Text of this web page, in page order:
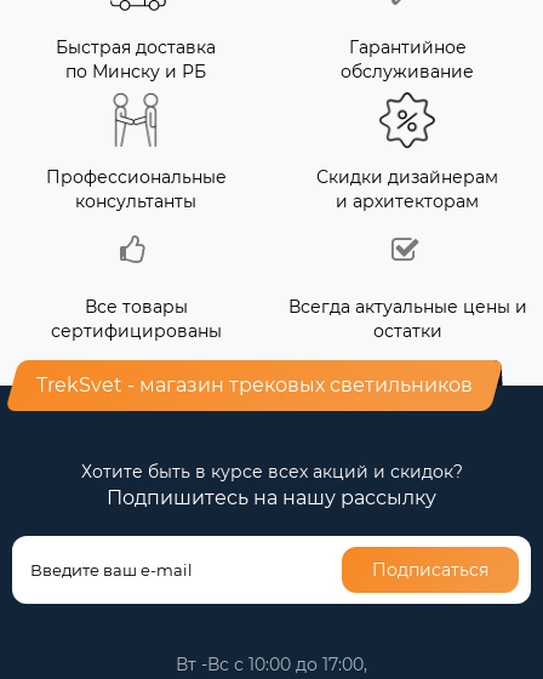
Быстрая доставка
по Минску и РБ
Гарантийное
обслуживание
Профессиональные
консультанты
Скидки дизайнерам
и архитекторам
Все товары
сертифицированы
Всегда актуальные цены и
остатки
TrekSvet - магазин трековых светильников
Хотите быть в курсе всех акций и скидок?
Подпишитесь на нашу рассылку
Подписаться
Вт -Вс с 10:00 до 17:00,